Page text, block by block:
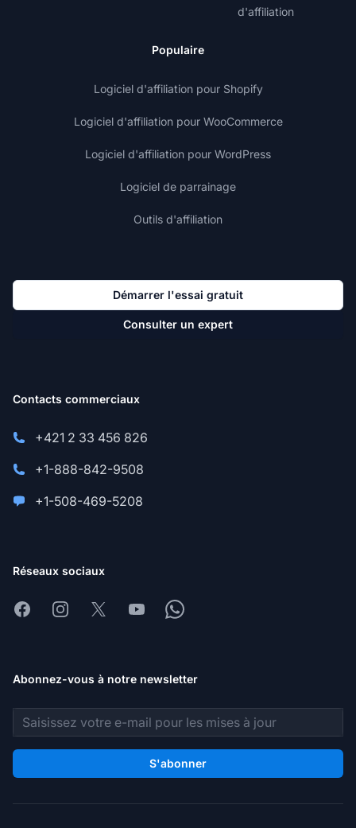
d'affiliation
Populaire
Logiciel d'affiliation pour Shopify
Logiciel d'affiliation pour WooCommerce
Logiciel d'affiliation pour WordPress
Logiciel de parrainage
Outils d'affiliation
Démarrer l'essai gratuit
Consulter un expert
Contacts commerciaux
+421 2 33 456 826
+1-888-842-9508
+1-508-469-5208
Réseaux sociaux
FacebookInstagram
X YoutubeWhatsapp
Abonnez-vous à notre newsletter
Adresse e-mail
S'abonner